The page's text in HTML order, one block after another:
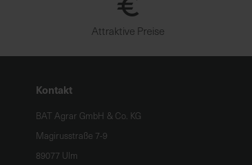
Attraktive Preise
Kontakt
BAT Agrar GmbH & Co. KG
Magirusstraße 7-9
89077 Ulm